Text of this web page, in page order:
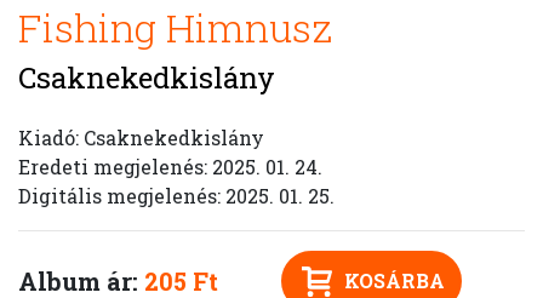
Fishing Himnusz
Csaknekedkislány
Kiadó: Csaknekedkislány
Eredeti megjelenés: 2025. 01. 24.
Digitális megjelenés: 2025. 01. 25.
Album ár: 205 Ft KOSÁRBA